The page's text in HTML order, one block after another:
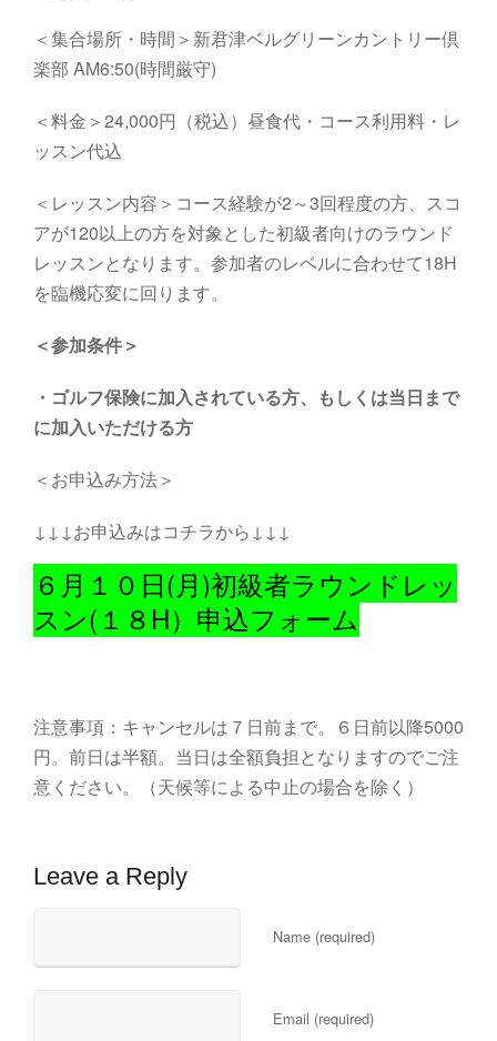
＜集合場所・時間＞ 新君津ベルグリーンカントリー倶
楽部 AM6:50(時間厳守)
＜料金＞24,000円（税込）昼食代・コース利用料・レ
ッスン代込
＜レッスン内容＞コース経験が2～3回程度の方、スコ
アが120以上の方を対象とした初級者向けのラウンド
レッスンとなります。参加者のレベルに合わせて18H
を臨機応変に回ります。
＜参加条件＞
・ ゴルフ保険に加入されている方、もしくは当日まで
に加入いただける方
＜お申込み方法＞
↓↓↓お申込みはコチラから↓↓↓
６月１０日(月)初級者ラウンドレッ
スン(１８H）申込フォーム
注意事項：キャンセルは７日前まで。６日前以降5000
円。前日は半額。当日は全額負担となりますのでご注
意ください。（天候等による中止の場合を除く）
Leave a Reply
Name (required)
Email (required)